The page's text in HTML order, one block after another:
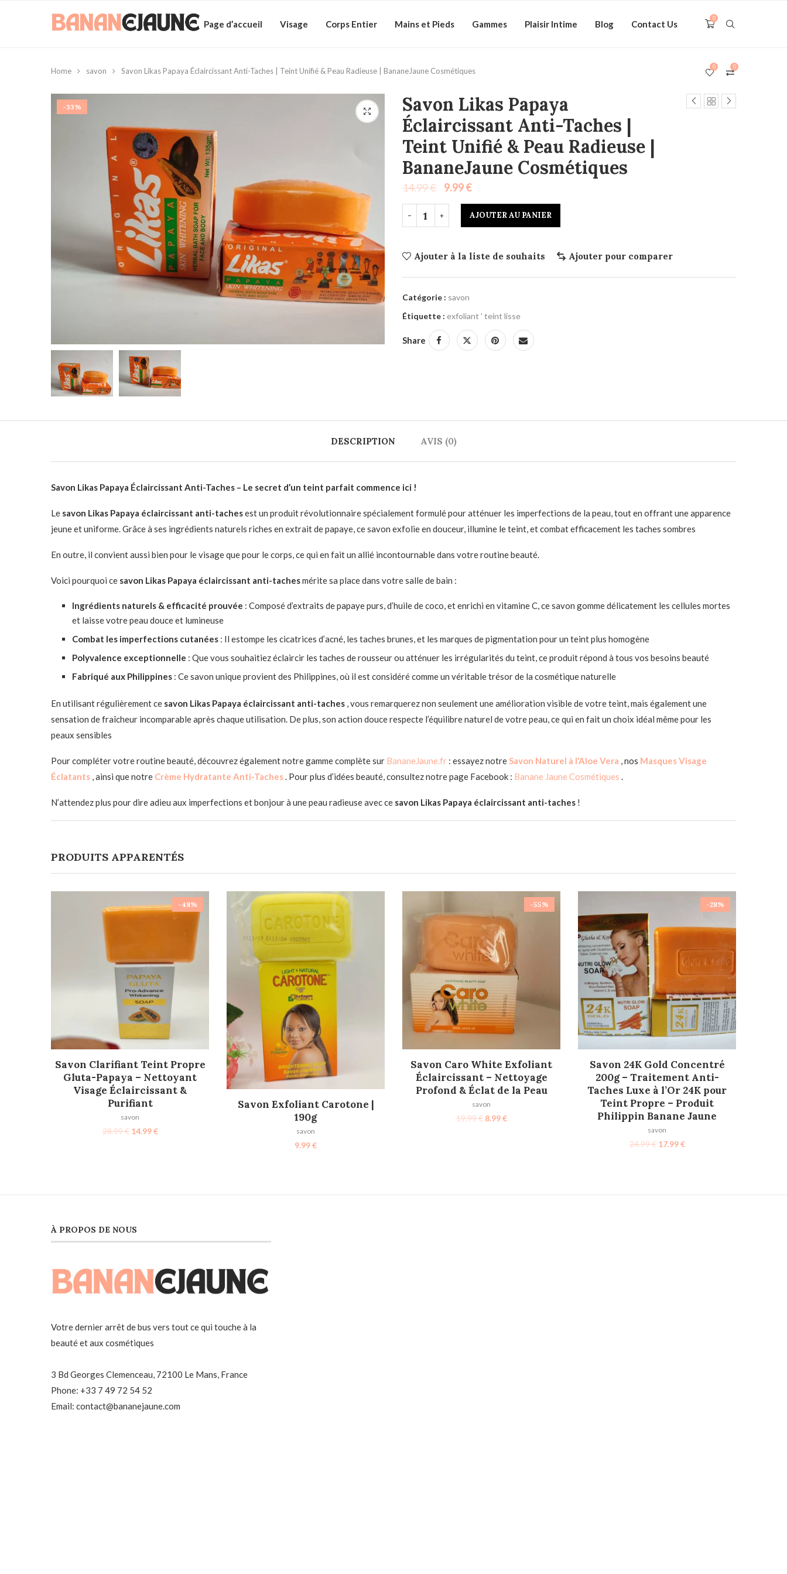
Page d’accueil Visage Corps Entier Mains et Pieds Gammes Plaisir Intime Blog Contact Us
0
0
0
Home savon Savon Likas Papaya Éclaircissant Anti-Taches | Teint Unifié & Peau Radieuse | BananeJaune Cosmétiques
-33%
Savon Likas Papaya
Éclaircissant Anti-Taches |
Teint Unifié & Peau Radieuse |
BananeJaune Cosmétiques
14.99€ 9.99€
AJOUTER AU PANIER
Ajouter à la liste de souhaits Ajouter pour comparer
Catégorie : savon
Étiquette : exfoliant ' teint lisse
Share
DESCRIPTION AVIS (0)
Savon Likas Papaya Éclaircissant Anti-Taches – Le secret d’un teint parfait commence ici !
Le savon Likas Papaya éclaircissant anti-tachesest un produit révolutionnaire spécialement formulé pour atténuer les imperfections de la peau, tout en offrant une apparence
jeune et uniforme. Grâce à ses ingrédients naturels riches en extrait de papaye, ce savon exfolie en douceur, illumine le teint, et combat efficacement les taches sombres
En outre, il convient aussi bien pour le visage que pour le corps, ce qui en fait un allié incontournable dans votre routine beauté.
Voici pourquoi ce savon Likas Papaya éclaircissant anti-tachesmérite sa place dans votre salle de bain :
Ingrédients naturels & efficacité prouvée : Composé d’extraits de papaye purs, d’huile de coco, et enrichi en vitamine C, ce savon gomme délicatement les cellules mortes
et laisse votre peau douce et lumineuse
Combat les imperfections cutanées : Il estompe les cicatrices d’acné, les taches brunes, et les marques de pigmentation pour un teint plus homogène
Polyvalence exceptionnelle : Que vous souhaitiez éclaircir les taches de rousseur ou atténuer les irrégularités du teint, ce produit répond à tous vos besoins beauté
Fabriqué aux Philippines : Ce savon unique provient des Philippines, où il est considéré comme un véritable trésor de la cosmétique naturelle
En utilisant régulièrement ce savon Likas Papaya éclaircissant anti-taches , vous remarquerez non seulement une amélioration visible de votre teint, mais également une
sensation de fraîcheur incomparable après chaque utilisation. De plus, son action douce respecte l’équilibre naturel de votre peau, ce qui en fait un choix idéal même pour les
peaux sensibles
Pour compléter votre routine beauté, découvrez également notre gamme complète sur BananeJaune.fr : essayez notreSavon Naturel à l’Aloe Vera , nos Masques Visage
Éclatants , ainsi que notre Crème Hydratante Anti-Taches. Pour plus d’idées beauté, consultez notre page Facebook : Banane Jaune Cosmétiques .
N’attendez plus pour dire adieu aux imperfections et bonjour à une peau radieuse avec ce savon Likas Papaya éclaircissant anti-taches !
PRODUITS APPARENTÉS
-48%
AJOUTER AU PANIER
Savon Clarifiant Teint Propre
Gluta-Papaya – Nettoyant
Visage Éclaircissant &
Purifiant
savon
28.99€ 14.99€
AJOUTER AU PANIER
Savon Exfoliant Carotone |
190g
savon
9.99€
-55%
AJOUTER AU PANIER
Savon Caro White Exfoliant
Éclaircissant – Nettoyage
Profond & Éclat de la Peau
savon
19.99€ 8.99€
-28%
AJOUTER AU PANIER
Savon 24K Gold Concentré
200g – Traitement Anti-
Taches Luxe à l’Or 24K pour
Teint Propre – Produit
Philippin Banane Jaune
savon
24.99€ 17.99€
À PROPOS DE NOUS
Votre dernier arrêt de bus vers tout ce qui touche à la
beauté et aux cosmétiques
3 Bd Georges Clemenceau, 72100 Le Mans, France
Phone: +33 7 49 72 54 52
Email: contact@bananejaune.com